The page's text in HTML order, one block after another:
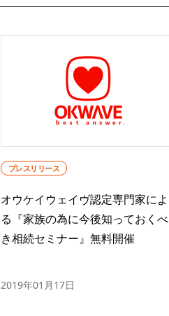
プレスリリース
オウケイウェイヴ認定専門家によ
る『家族の為に今後知っておくべ
き相続セミナー』無料開催
2019年01月17日